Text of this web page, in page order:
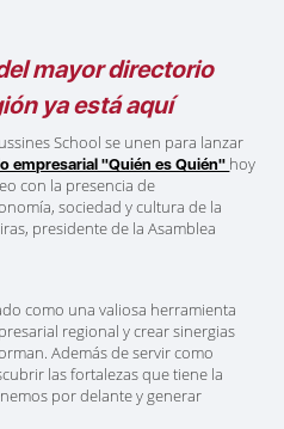
mayor directorio
ya está aquí
School se unen para lanzar
empresarial "Quién es Quién" hoy
con la presencia de
sociedad y cultura de la
presidente de la Asamblea
como una valiosa herramienta
regional y crear sinergias
Además de servir como
las fortalezas que tiene la
por delante y generar